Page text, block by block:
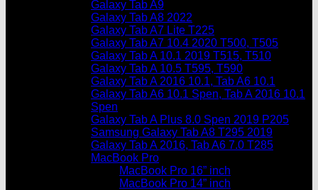
Galaxy Tab A9
Galaxy Tab A8 2022
Galaxy Tab A7 Lite T225
Galaxy Tab A7 10.4 2020 T500, T505
Galaxy Tab A 10.1 2019 T515, T510
Galaxy Tab A 10.5 T595, T590
Galaxy Tab A 2016 10.1, Tab A6 10.1
Galaxy Tab A6 10.1 Spen, Tab A 2016 10.1
Spen
Galaxy Tab A Plus 8.0 Spen 2019 P205
Samsung Galaxy Tab A8 T295 2019
Galaxy Tab A 2016, Tab A6 7.0 T285
MacBook Pro
MacBook Pro 16” inch
MacBook Pro 14” inch